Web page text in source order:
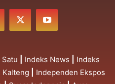
Satu Indeks News
Indeks
Kalteng
Independen Ekspos